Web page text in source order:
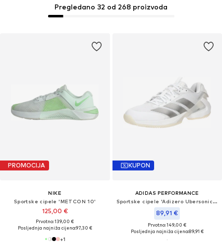
Pregledano 32 od 268 proizvoda
PROMOCIJA
NIKE
Sportske cipele 'METCON 10'
125,00 €
Prvotno: 139,00 €
Posljednja najniža cijena:97,30 €
+1
KUPON
ADIDAS PERFORMANCE
Sportske cipele 'Adizero Ubersonic 5'
89,91 €
Prvotno: 149,00 €
Posljednja najniža cijena:89,91 €